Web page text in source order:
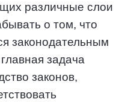
различные слои
о том, что
законодательным
задача
законов,